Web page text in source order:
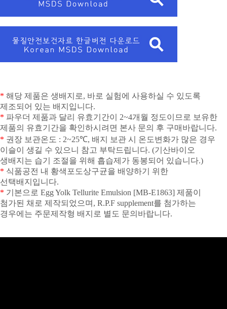
* 해당 제품은 생배지로, 바로 실험에 사용하실 수 있도록
제조되어 있는 배지입니다.
* 파우더 제품과 달리 유효기간이 2~4개월 정도이므로 보유한
제품의 유효기간을 확인하시려면 본사 문의 후 구매바랍니다.
* 권장 보관온도 : 2~25℃, 배지 보관 시 온도변화가 많은 경우
이슬이 생길 수 있으니 참고 부탁드립니다. (기산바이오
생배지는 습기 조절을 위해 흡습제가 동봉되어 있습니다.)
* 식품공전 내 황색포도상구균을 배양하기 위한
선택배지입니다.
* 기본으로 Egg Yolk Tellurite Emulsion [MB-E1863] 제품이
첨가된 채로 제작되었으며 , R.P.F supplement를 첨가하는
경우에는 주문제작형 배지로 별도 문의바랍니다.